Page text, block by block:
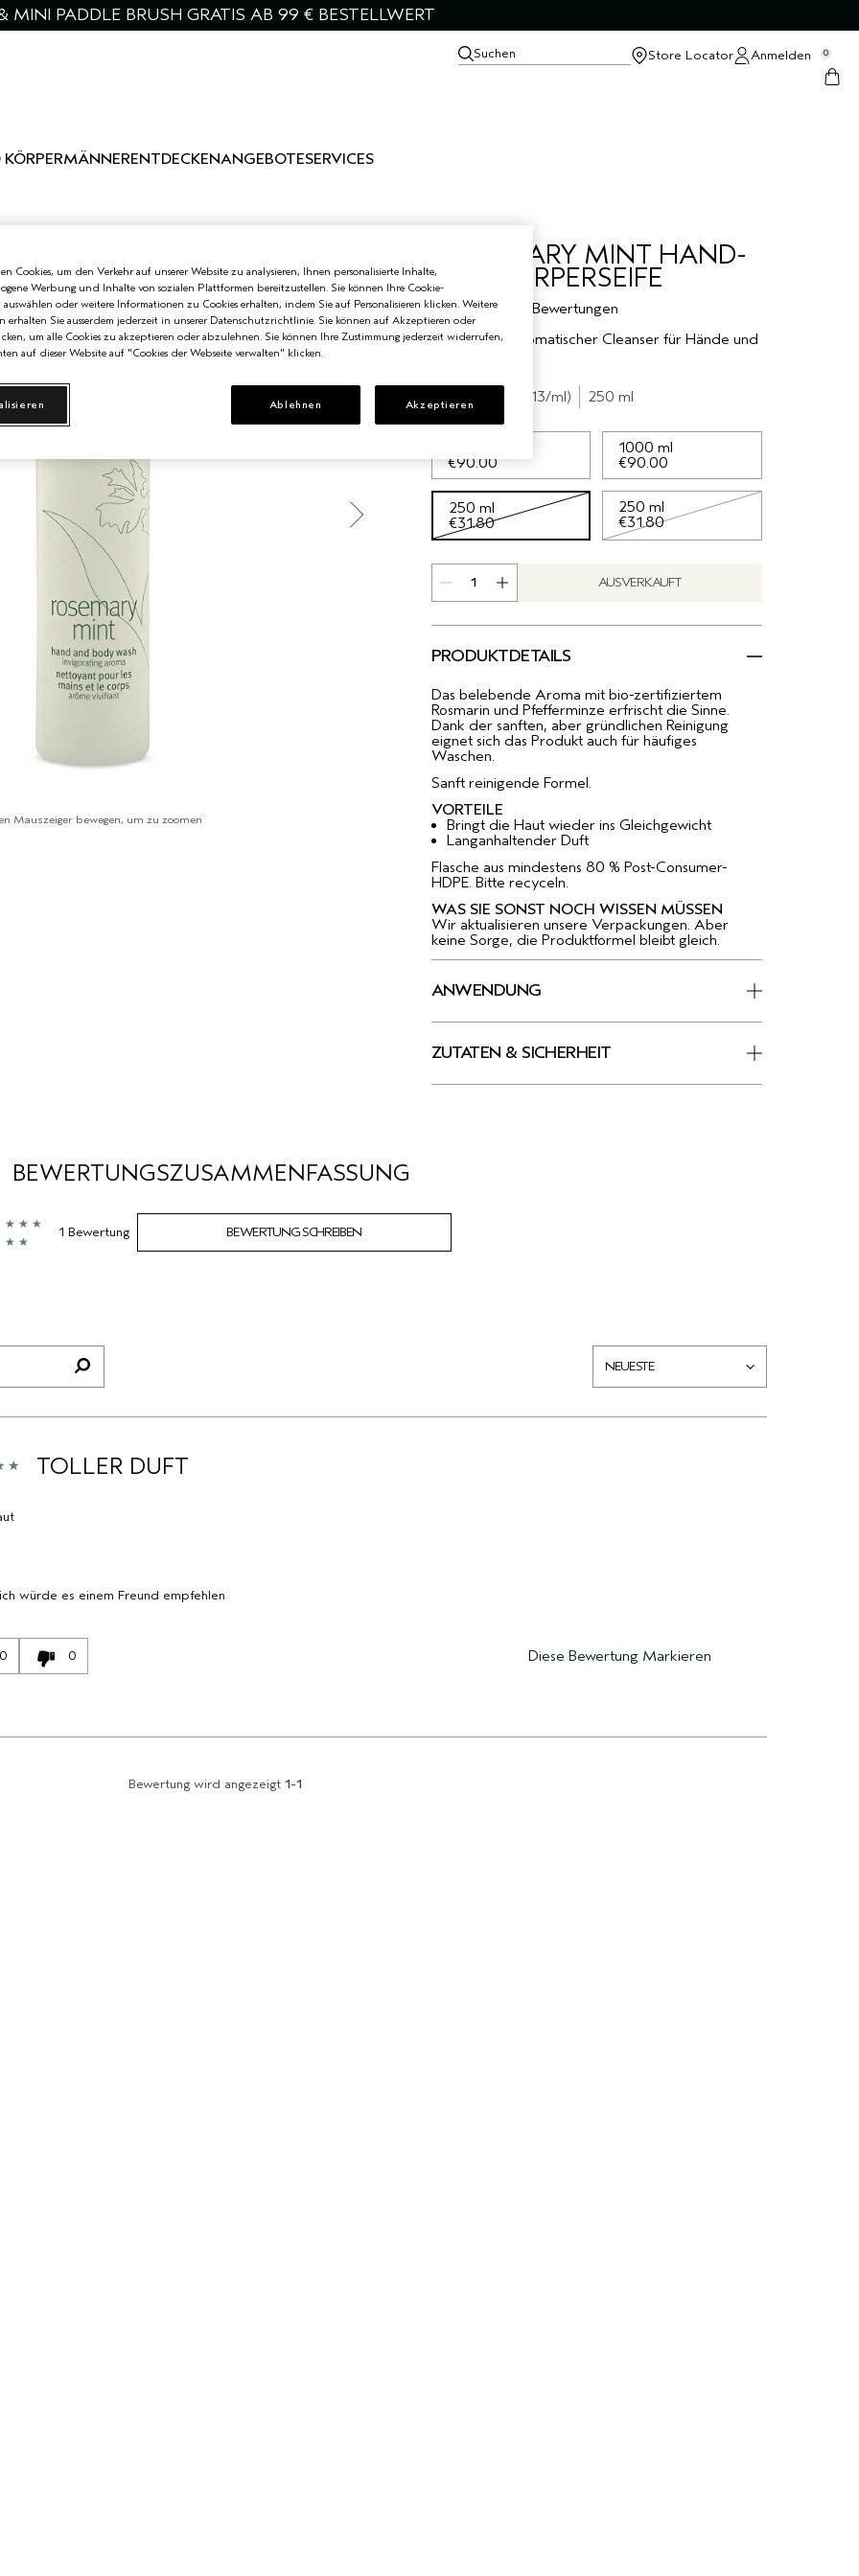
PADDLE BRUSH GRATIS AB 99 € BESTELLWERT
Suchen Store Locator Anmelden 0
MÄNNERENTDECKENANGEBOTESERVICES
ROSEMARY MINT HAND-
UND KÖRPERSEIFE
5.0
1 Bewertungen
belebender aromatischer Cleanser für Hände und
Mauszeiger bewegen, um zu zoomen
€31.80 €0.13/ml 250 ml
€90.00
1000 ml
€90.00
250 ml
€31.80
250 ml
€31.80
AUSVERKAUFT
PRODUKTDETAILS
Das belebende Aroma mit bio-zertifiziertem
Rosmarin und Pfefferminze erfrischt die Sinne.
Dank der sanften, aber gründlichen Reinigung
eignet sich das Produkt auch für häufiges
Waschen.
Sanft reinigende Formel.
VORTEILE
Bringt die Haut wieder ins Gleichgewicht
Langanhaltender Duft
Flasche aus mindestens 80 % Post-Consumer-
HDPE. Bitte recyceln.
WAS SIE SONST NOCH WISSEN MÜSSEN
Wir aktualisieren unsere Verpackungen. Aber
keine Sorge, die Produktformel bleibt gleich.
ANWENDUNG
ZUTATEN & SICHERHEIT
BEWERTUNGSZUSAMMENFASSUNG
1 Bewertung BEWERTUNG SCHREIBEN
TOLLER DUFT
würde es einem Freund empfehlen
0 0 Diese Bewertung Markieren
Bewertung wird angezeigt 1-1
Cookies, um den Verkehr auf unserer Website zu analysieren, Ihnen personalisierte Inhalte,
Werbung und Inhalte von sozialen Plattformen bereitzustellen. Sie können Ihre Cookie-
auswählen oder weitere Informationen zu Cookies erhalten, indem Sie auf Personalisieren klicken. Weitere
erhalten Sie ausserdem jederzeit in unserer Datenschutzrichtlinie. Sie können auf Akzeptieren oder
um alle Cookies zu akzeptieren oder abzulehnen. Sie können Ihre Zustimmung jederzeit widerrufen,
auf dieser Website auf "Cookies der Webseite verwalten" klicken.
Ablehnen Akzeptieren